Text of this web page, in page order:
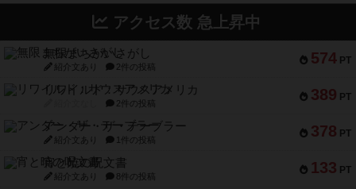
アクセス数 急上昇中
574 PT
無限まちがいさがし
紹介文あり 2件の投稿
389 PT
リワイルド：サウスアメリカ
2件の投稿
378 PT
アンダー・ザ・テーブラー
紹介文あり 1件の投稿
133 PT
宵と暁の呪文書
紹介文あり 8件の投稿